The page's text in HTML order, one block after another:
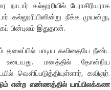
கல்லூரியில் பேராசிரியராக
கல்லூரியினின்று நீக்க முயன்று,
பின்புலம் இதுதான்.
தலைப்பில் பாடிய கவிதையே நீண்ட
உடையது. மனத்தில் தோன்றிய
கவிஞர்.
என்ற எண்ணத்தில் யாப்பிலக்கண